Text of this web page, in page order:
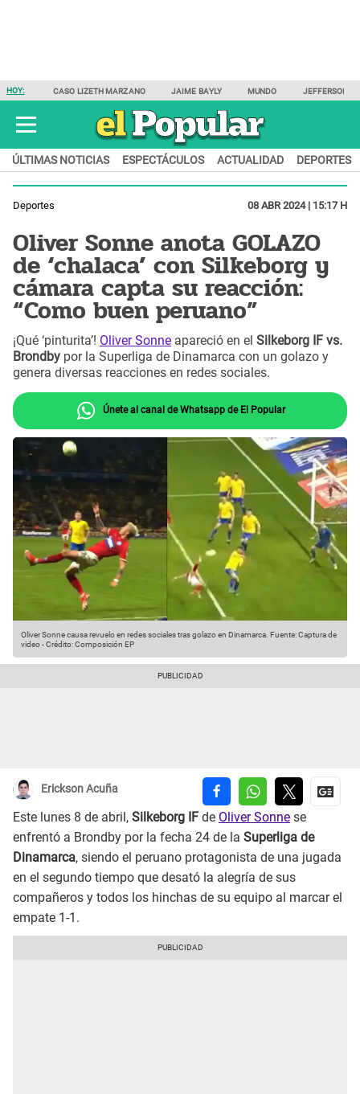
HOY: CASO LIZETH MARZANO JAIME BAYLY MUNDO JEFFERSON
ÚLTIMAS NOTICIAS ESPECTÁCULOS ACTUALIDAD DEPORTES
Deportes 08 ABR 2024 | 15:17 H
Oliver Sonne anota GOLAZO
de ‘chalaca’ con Silkeborg y
cámara capta su reacción:
“Como buen peruano”
¡Qué ‘pinturita’! Oliver Sonne apareció en el Silkeborg IF vs.
Brondby por la Superliga de Dinamarca con un golazo y
genera diversas reacciones en redes sociales.
Únete al canal de Whatsapp de El Popular
Oliver Sonne causa revuelo en redes sociales tras golazo en Dinamarca. Fuente: Captura de
video-Crédito: Composición EP
Erickson Acuña
Este lunes 8 de abril, Silkeborg IF de Oliver Sonne se
enfrentó a Brondby por la fecha 24 de la Superliga de
Dinamarca, siendo el peruano protagonista de una jugada
en el segundo tiempo que desató la alegría de sus
compañeros y todos los hinchas de su equipo al marcar el
empate 1-1.